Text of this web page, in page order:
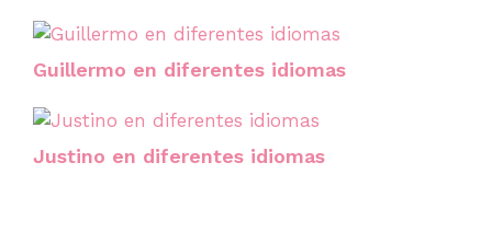
Guillermo en diferentes idiomas
Justino en diferentes idiomas